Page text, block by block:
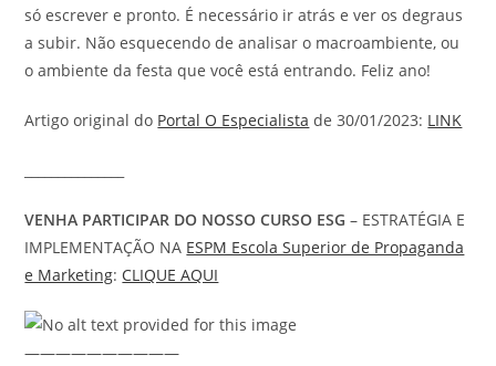
só escrever e pronto. É necessário ir atrás e ver os degraus
a subir. Não esquecendo de analisar o macroambiente, ou
o ambiente da festa que você está entrando. Feliz ano!
Artigo original do Portal O Especialista de 30/01/2023: LINK
VENHA PARTICIPAR DO NOSSO CURSO ESG – ESTRATÉGIA E
IMPLEMENTAÇÃO NA ESPM Escola Superior de Propaganda
e Marketing: CLIQUE AQUI
——————————